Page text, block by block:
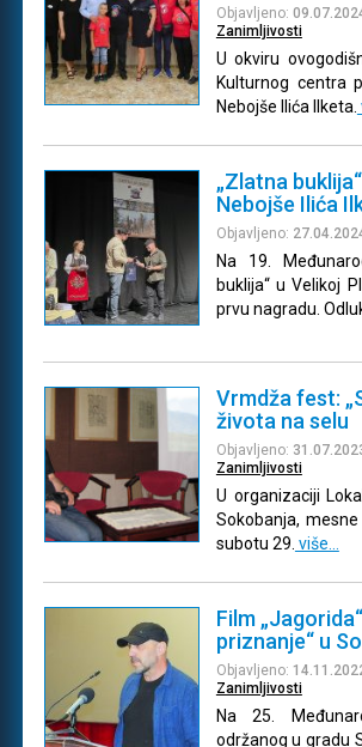
Objavljeno:
Zanimljivosti
U okviru
Kulturnog centra
Nebojše Ilića Ilketa.
„Zlatna
Nebojše Ilića
Objavljeno:
Na 19.
buklija“ u Velikoj
prvu nagradu.
Vrmdža fest:
života na selu
Objavljeno:
Zanimljivosti
U organizaciji
Sokobanja,
subotu 29. više…
Film
priznanje“ u
Objavljeno:
Zanimljivosti
Na 25.
održanog u gradu